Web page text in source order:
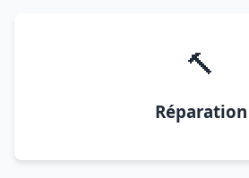
🔨
Réparation